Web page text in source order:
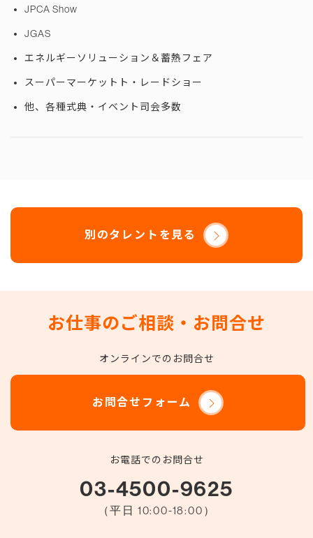
JPCA Show
JGAS
エネルギーソリューション＆蓄熱フェア
スーパーマーケットト・レードショー
他、各種式典・イベント司会多数
別のタレントを見る
お仕事のご相談・お問合せ
オンラインでのお問合せ
お問合せフォーム
お電話でのお問合せ
03-4500-9625
（平日 10:00-18:00）